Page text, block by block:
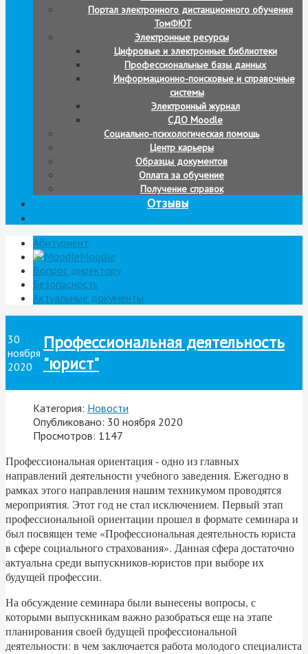
Портал электронного дистанционного обучения
ТомФЮТ
Электронные ресурсы
Цифровые и электронные библиотеки
Профессиональные базы данных
Информационно-поисковые и справочные
системы
Электронный журнал
СДО Moodle
Социально-психологическая помощь
Центр карьеры
Образцы документов
Оплата за обучение
Получение справок
Отзывы
Абитуриент
Moodle
Вопрос директору
Безопасность
Актуальные документы
30
ноября
2020
Профессиональная деятельность
"юрист"
Категория: Новости
Опубликовано: 30 ноября 2020
Просмотров: 1147
Профессиональная ориентация - одно из главных
направлений деятельности учебного заведения. Ежегодно в
рамках этого направления нашим техникумом проводятся
мероприятия. Этот год не стал исключением. Первый этап
профессиональной ориентации прошел в формате семинара и
был посвящен теме «Профессиональная деятельность юриста
в сфере социального страхования». Данная сфера достаточно
актуальна среди выпускников-юристов при выборе их
будущей профессии.
На обсуждение семинара были вынесены вопросы, с
которыми выпускникам важно разобраться еще на этапе
планирования своей будущей профессиональной
деятельности: в чем заключается работа молодого специалиста